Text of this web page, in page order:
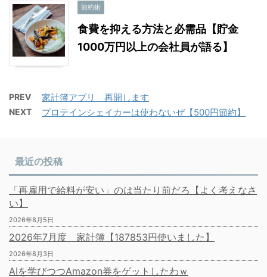
節約術
食費を抑える方法と必需品【貯金
1000万円以上の会社員が語る】
PREV 家計簿アプリ 再開します
NEXT プロテインシェイカーは使わないぜ【500円節約】
最近の投稿
「再雇用で給料が安い」のは当たり前だろ【よく考えなさ
い】
2026年8月5日
2026年7月度 家計簿【187853円使いました】
2026年8月3日
AIを学びつつAmazon券をゲットしたわｗ